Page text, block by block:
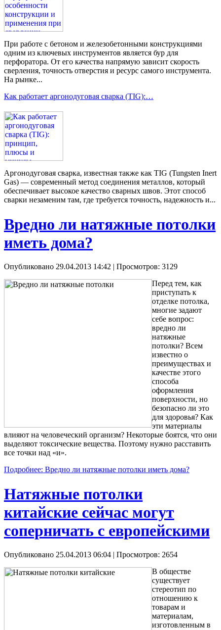
При работе с бетоном и железобетонными конструкциями
одним из ключевых инструментов является бур для
перфоратора. От его качества напрямую зависит скорость
сверления, точность отверстия и ресурс самого инструмента.
На рынке...
Как работает аргонодуговая сварка (TIG):…
Аргонодуговая сварка, известная также как TIG (Tungsten Inert
Gas) — современный метод соединения металлов, который
обеспечивает высокое качество сварных швов. Этот способ
сварки незаменим там, где требуется точность, надежность и...
Вредно ли натяжные потолки
иметь дома?
Опубликовано 29.04.2013 14:42 | Просмотров: 3129
Перед тем, как
приступать к
отделке потолка,
многие задают
себе вопрос:
вредно ли
натяжные
потолки? Всем
известно о
преимуществах и
качестве этого
способа
оформления
поверхности, но
безопасно ли это
для здоровья? Как
эти материалы
влияют на человеческий организм? Некоторые боятся, что они
выделяют токсические вещества. Поэтому нужно расставить
все точки над «и».
Подробнее: Вредно ли натяжные потолки иметь дома?
Натяжные потолки
китайские сейчас могут
соперничать с европейскими
Опубликовано 25.04.2013 06:04 | Просмотров: 2654
В обществе
существует
стереотип по
отношению к
товарам и
материалам,
изготовленным в